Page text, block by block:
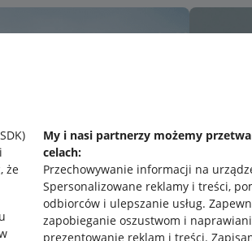
że
My i nasi partnerzy możemy
celach:
Przechowywanie informacji na
Spersonalizowane reklamy i treści,
odbiorców i ulepszanie usług.
zapobieganie oszustwom i
prezentowanie reklam i treści.